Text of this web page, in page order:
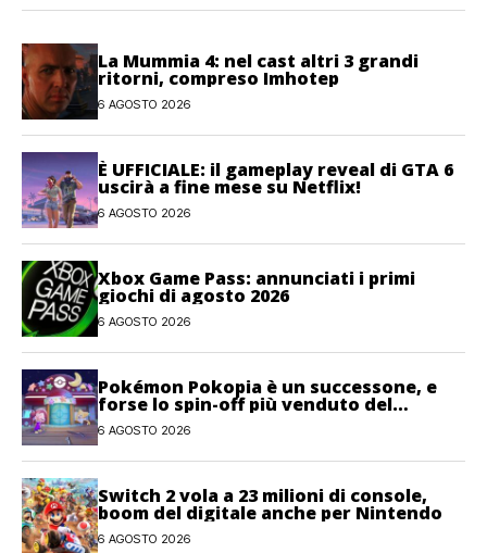
La Mummia 4: nel cast altri 3 grandi
ritorni, compreso Imhotep
6 AGOSTO 2026
È UFFICIALE: il gameplay reveal di GTA 6
uscirà a fine mese su Netflix!
6 AGOSTO 2026
Xbox Game Pass: annunciati i primi
giochi di agosto 2026
6 AGOSTO 2026
Pokémon Pokopia è un successone, e
forse lo spin-off più venduto del
franchise
6 AGOSTO 2026
Switch 2 vola a 23 milioni di console,
boom del digitale anche per Nintendo
6 AGOSTO 2026